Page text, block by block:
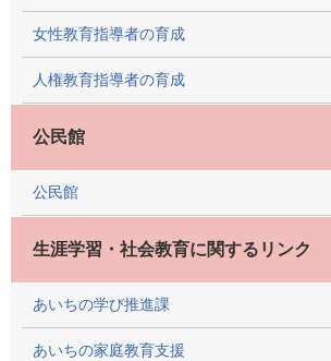
女性教育指導者の育成
人権教育指導者の育成
公民館
公民館
生涯学習・社会教育に関するリンク
あいちの学び推進課
あいちの家庭教育支援